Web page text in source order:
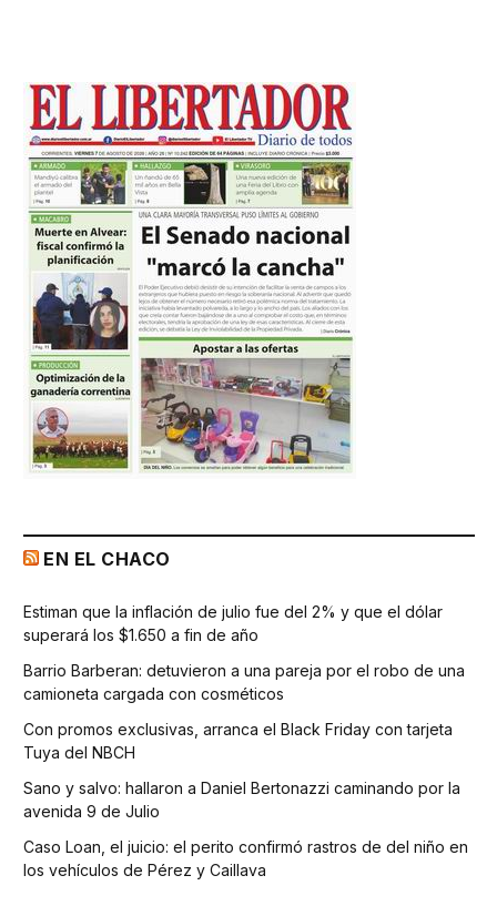
EN EL CHACO
Estiman que la inflación de julio fue del 2% y que el dólar
superará los $1.650 a fin de año
Barrio Barberan: detuvieron a una pareja por el robo de una
camioneta cargada con cosméticos
Con promos exclusivas, arranca el Black Friday con tarjeta
Tuya del NBCH
Sano y salvo: hallaron a Daniel Bertonazzi caminando por la
avenida 9 de Julio
Caso Loan, el juicio: el perito confirmó rastros de del niño en
los vehículos de Pérez y Caillava